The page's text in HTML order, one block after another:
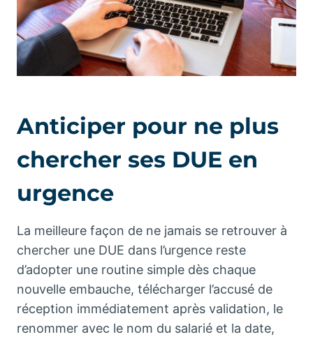
Anticiper pour ne plus
chercher ses DUE en
urgence
La meilleure façon de ne jamais se retrouver à
chercher une DUE dans l’urgence reste
d’adopter une routine simple dès chaque
nouvelle embauche, télécharger l’accusé de
réception immédiatement après validation, le
renommer avec le nom du salarié et la date,